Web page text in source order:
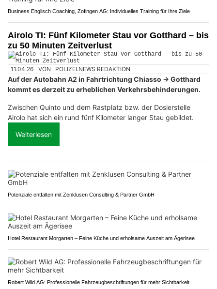
Business Englisch Coaching, Zofingen AG: Individuelles Training für Ihre Ziele
Airolo TI: Fünf Kilometer Stau vor Gotthard – bis
zu 50 Minuten Zeitverlust
11.04.26 VON POLIZEI.NEWS REDAKTION
Auf der Autobahn A2 in Fahrtrichtung Chiasso → Gotthard
kommt es derzeit zu erheblichen Verkehrsbehinderungen.
Zwischen Quinto und dem Rastplatz bzw. der Dosierstelle
Airolo hat sich ein rund fünf Kilometer langer Stau gebildet.
Weiterlesen
Potenziale entfalten mit Zenklusen Consulting & Partner GmbH
Hotel Restaurant Morgarten – Feine Küche und erholsame Auszeit am Ägerisee
Robert Wild AG: Professionelle Fahrzeugbeschriftungen für mehr Sichtbarkeit